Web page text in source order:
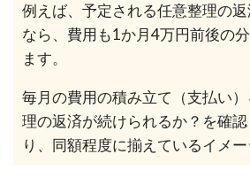
例えば、予定される任意整理の
なら、費用も1か月4万円前後の
ます。
毎月の費用の積み立て（支払い
理の返済が続けられるか？を確
り、同額程度に揃えているイメ